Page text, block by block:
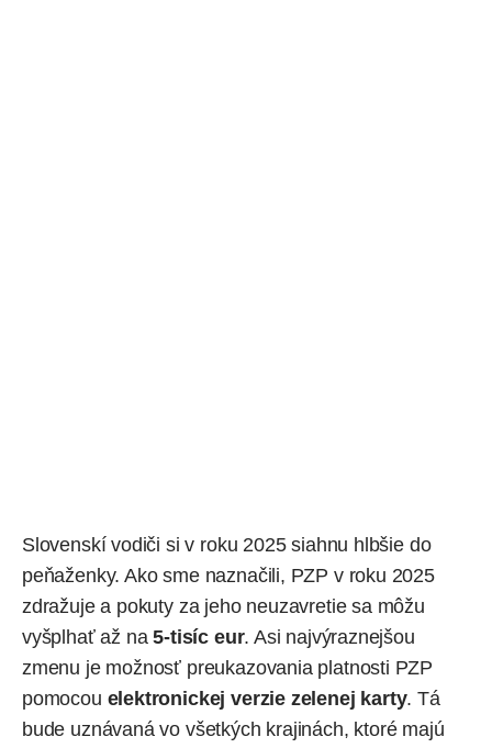
Slovenskí vodiči si v roku 2025 siahnu hlbšie do
peňaženky. Ako sme naznačili, PZP v roku 2025
zdražujea pokuty za jeho neuzavretie sa môžu
vyšplhať až na5-tisíc eur. Asi najvýraznejšou
zmenu je možnosť preukazovania platnosti PZP
pomocou elektronickej verzie zelenej karty. Tá
bude uznávaná vo všetkých krajinách, ktoré majú